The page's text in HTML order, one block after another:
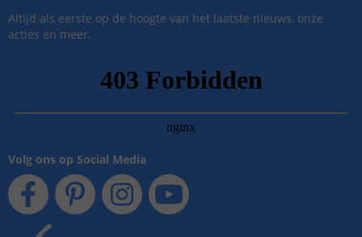
Altijd als eerste op de hoogte van het laatste nieuws, onze
acties en meer.
Volg ons op Social Media